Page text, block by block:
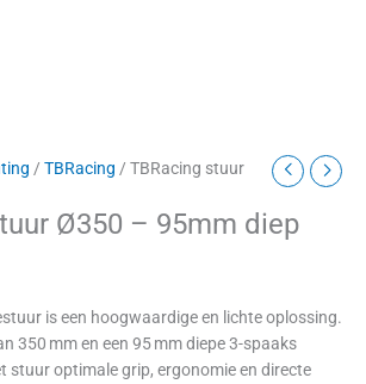
/ TBRacing / TBRacing stuur
Ø350 – 95mm diep
is een hoogwaardige en lichte oplossing.
350 mm en een 95 mm diepe 3-spaaks
stuur optimale grip, ergonomie en directe